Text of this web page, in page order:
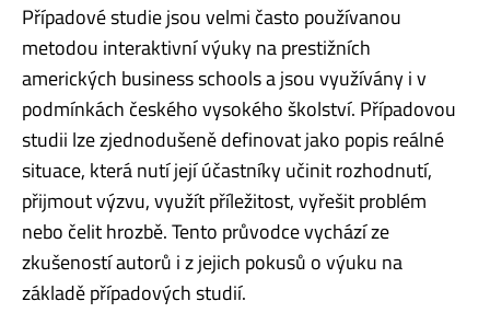
Případové studie jsou velmi často používanou
metodou interaktivní výuky na prestižních
amerických business schools a jsou využívány i v
podmínkách českého vysokého školství. Případovou
studii lze zjednodušeně definovat jako popis reálné
situace, která nutí její účastníky učinit rozhodnutí,
přijmout výzvu, využít příležitost, vyřešit problém
nebo čelit hrozbě. Tento průvodce vychází ze
zkušeností autorů i z jejich pokusů o výuku na
základě případových studií.